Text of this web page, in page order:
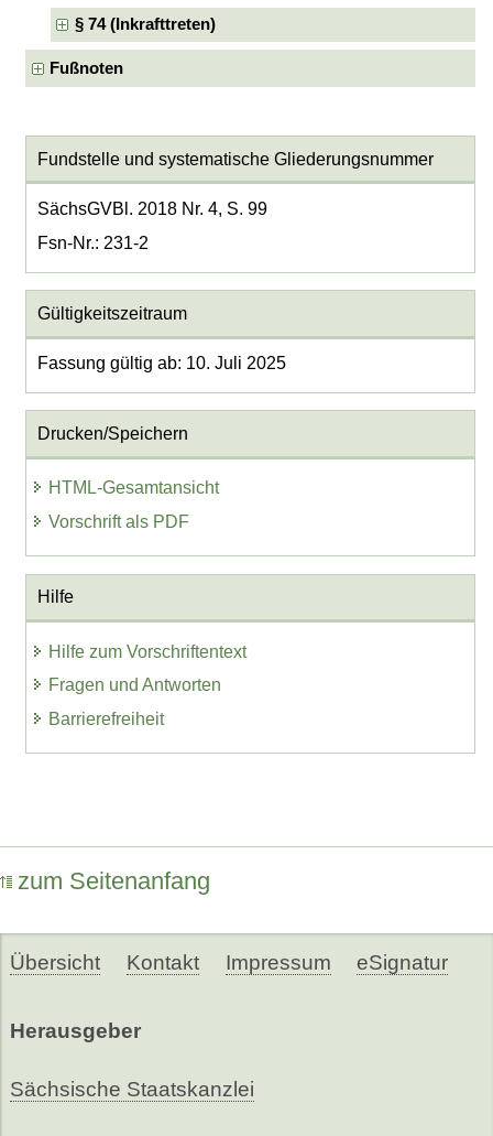
§ 74 (Inkrafttreten)
Fußnoten
Fundstelle und systematische Gliederungsnummer
SächsGVBl. 2018 Nr. 4, S. 99
Fsn-Nr.: 231-2
Gültigkeitszeitraum
Fassung gültig ab: 10. Juli 2025
Drucken/Speichern
HTML-Gesamtansicht
Vorschrift als PDF
Hilfe
Hilfe zum Vorschriftentext
Fragen und Antworten
Barrierefreiheit
zum Seitenanfang
Übersicht Kontakt Impressum eSignatur
Herausgeber
Sächsische Staatskanzlei